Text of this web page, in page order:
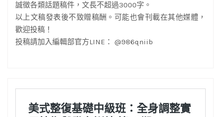
誠徵各類話題稿件，文長不超過3000字。
以上文稿發表後不致贈稿酬。可能也會刊載在其他媒體，
歡迎投稿！
投稿請加入編輯部官方LINE： @986qniib